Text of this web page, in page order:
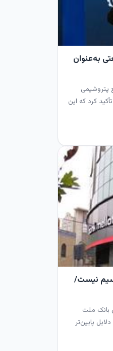
به‌عنوان
پتروشیمی
خلیج‌فارس، در آیین اختتامیه پتروفن ۱۴۰۴ تأکید کرد که این
نیست/
ملت
پایین‌تر